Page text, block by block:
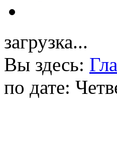
загрузка...
Вы здесь:
по дате: